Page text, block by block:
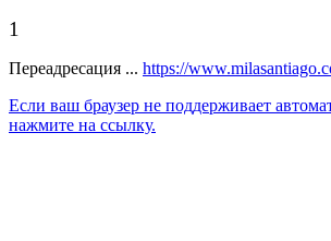
1
Переадресация ... https://
Если ваш браузер не поддерживает
нажмите на ссылку.